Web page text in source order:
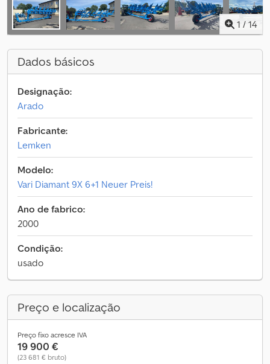
1 / 14
Dados básicos
Designação:
Arado
Fabricante:
Lemken
Modelo:
Vari Diamant 9X 6+1 Neuer Preis!
Ano de fabrico:
2000
Condição:
usado
Preço e localização
Preço fixo acresce IVA
19 900 €
(23 681 € bruto)